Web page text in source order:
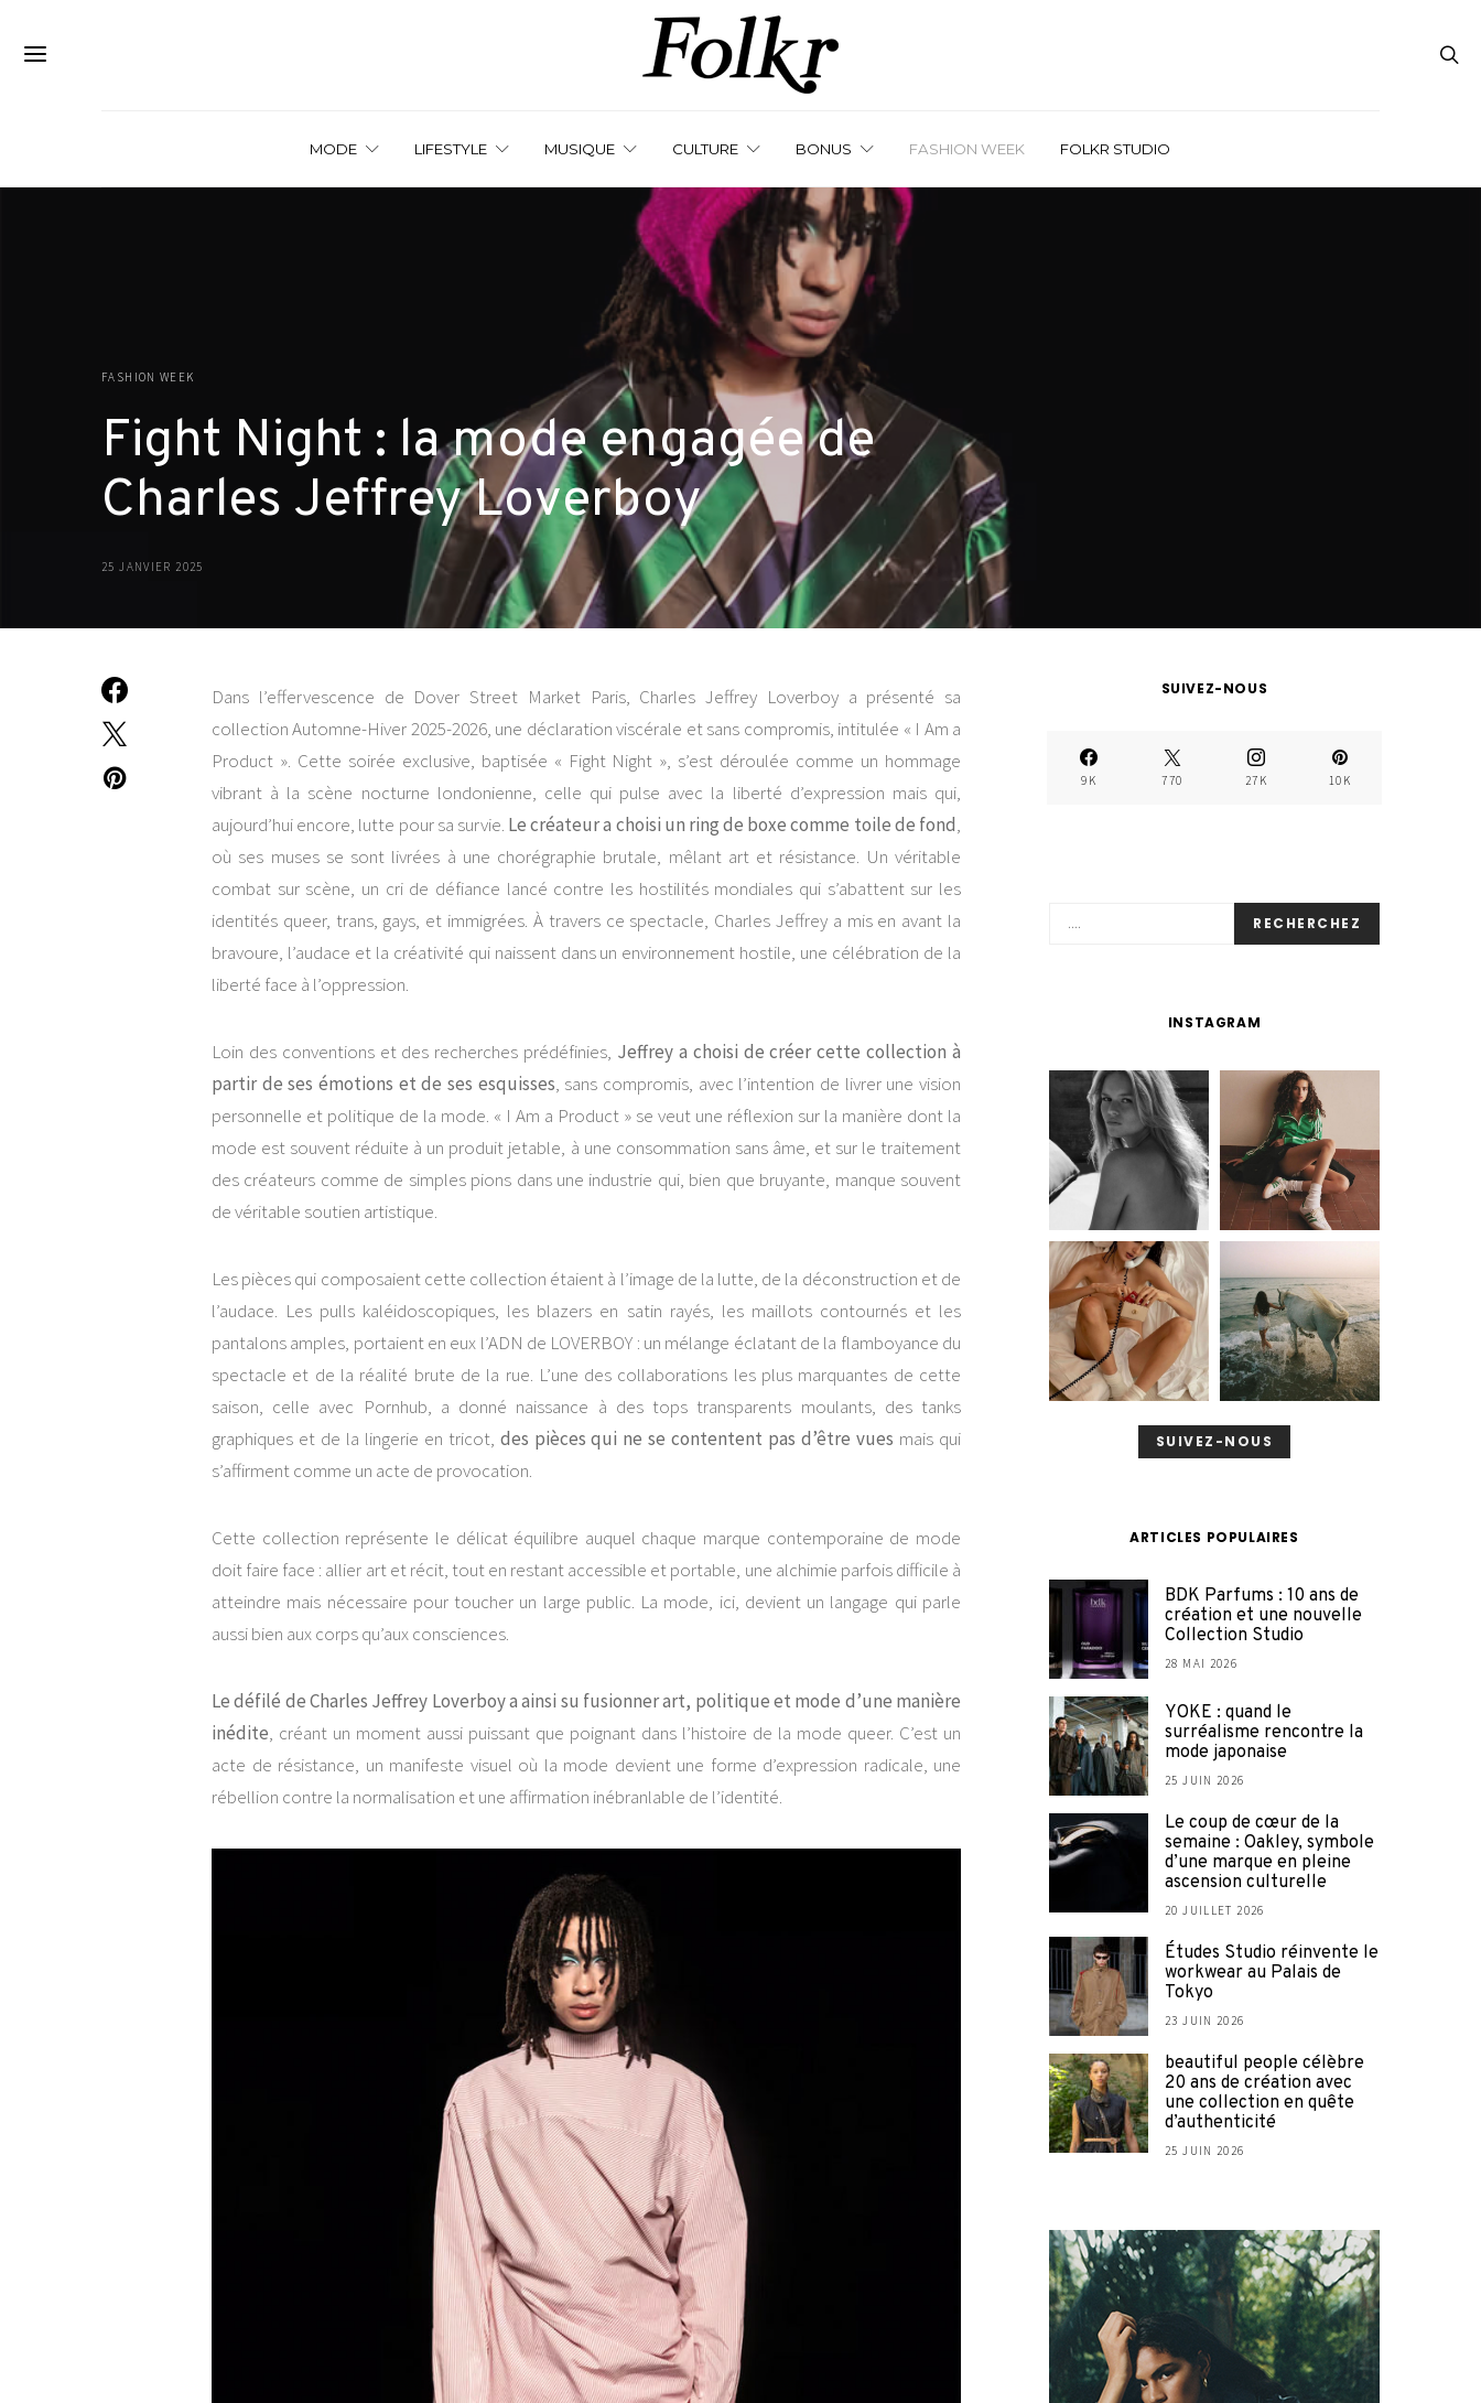
MODE LIFESTYLE MUSIQUE CULTURE BONUS FASHION WEEK FOLKR STUDIO
FASHION WEEK
Fight Night : la mode engagée de
Charles Jeffrey Loverboy
25 JANVIER 2025
Dans l’effervescence de Dover Street Market Paris, Charles Jeffrey Loverboy a présenté sa
collection Automne-Hiver 2025-2026, une déclaration viscérale et sans compromis, intitulée « I Am a
Product ». Cette soirée exclusive, baptisée « Fight Night », s’est déroulée comme un hommage
vibrant à la scène nocturne londonienne, celle qui pulse avec la liberté d’expression mais qui,
aujourd’hui encore, lutte pour sa survie. Le créateur a choisi un ring de boxe comme toile de fond,
où ses muses se sont livrées à une chorégraphie brutale, mêlant art et résistance. Un véritable
combat sur scène, un cri de défiance lancé contre les hostilités mondiales qui s’abattent sur les
identités queer, trans, gays, et immigrées. À travers ce spectacle, Charles Jeffrey a mis en avant la
bravoure, l’audace et la créativité qui naissent dans un environnement hostile, une célébration de la
liberté face à l’oppression.
Loin des conventions et des recherches prédéfinies, Jeffrey a choisi de créer cette collection à
partir de ses émotions et de ses esquisses, sans compromis, avec l’intention de livrer une vision
personnelle et politique de la mode. « I Am a Product » se veut une réflexion sur la manière dont la
mode est souvent réduite à un produit jetable, à une consommation sans âme, et sur le traitement
des créateurs comme de simples pions dans une industrie qui, bien que bruyante, manque souvent
de véritable soutien artistique.
Les pièces qui composaient cette collection étaient à l’image de la lutte, de la déconstruction et de
l’audace. Les pulls kaléidoscopiques, les blazers en satin rayés, les maillots contournés et les
pantalons amples, portaient en eux l’ADN de LOVERBOY : un mélange éclatant de la flamboyance du
spectacle et de la réalité brute de la rue. L’une des collaborations les plus marquantes de cette
saison, celle avec Pornhub, a donné naissance à des tops transparents moulants, des tanks
graphiques et de la lingerie en tricot, des pièces qui ne se contentent pas d’être vues mais qui
s’affirment comme un acte de provocation.
Cette collection représente le délicat équilibre auquel chaque marque contemporaine de mode
doit faire face : allier art et récit, tout en restant accessible et portable, une alchimie parfois difficile à
atteindre mais nécessaire pour toucher un large public. La mode, ici, devient un langage qui parle
aussi bien aux corps qu’aux consciences.
Le défilé de Charles Jeffrey Loverboy a ainsi su fusionner art, politique et mode d’une manière
inédite, créant un moment aussi puissant que poignant dans l’histoire de la mode queer. C’est un
acte de résistance, un manifeste visuel où la mode devient une forme d’expression radicale, une
rébellion contre la normalisation et une affirmation inébranlable de l’identité.
SUIVEZ-NOUS
9K 770 27K 10K
RECHERCHEZ
INSTAGRAM
SUIVEZ-NOUS
ARTICLES POPULAIRES
BDK Parfums : 10 ans de
création et une nouvelle
Collection Studio
28 MAI 2026
YOKE : quand le
surréalisme rencontre la
mode japonaise
25 JUIN 2026
Le coup de cœur de la
semaine : Oakley, symbole
d’une marque en pleine
ascension culturelle
20 JUILLET 2026
Études Studio réinvente le
workwear au Palais de
Tokyo
23 JUIN 2026
beautiful people célèbre
20 ans de création avec
une collection en quête
d’authenticité
25 JUIN 2026